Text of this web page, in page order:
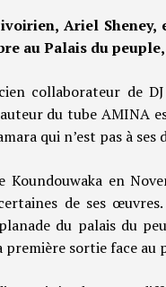
ivoirien, Ariel
au Palais du
collaborateur de
du tube AMINA
qui n’est pas à ses
Koundouwaka en
de ses
du palais du
première sortie face au